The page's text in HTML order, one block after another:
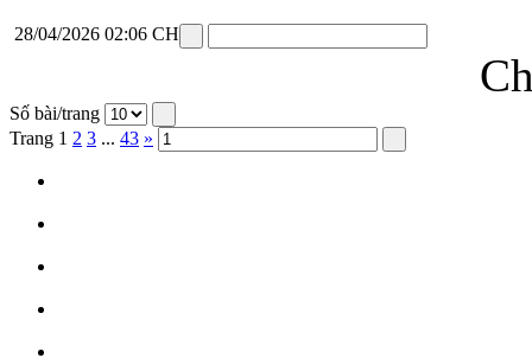
28/04/2026 02:06 CH
Số bài/trang
Trang 1 2 3 ... 43 »